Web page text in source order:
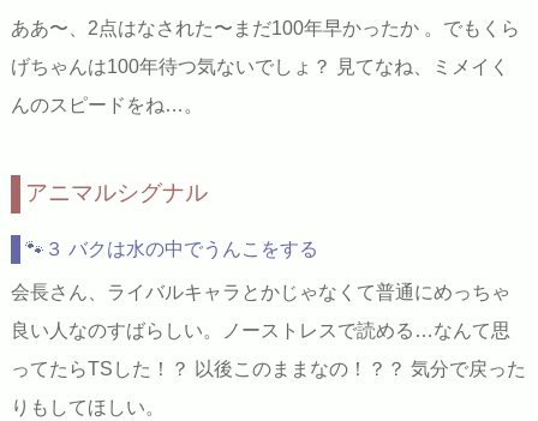
ああ〜、2点はなされた〜まだ100年早かったか 。でもくら
げちゃんは100年待つ気ないでしょ？ 見てなね、ミメイく
んのスピードをね…。
アニマルシグナル
🐾３ バクは水の中でうんこをする
会長さん、ライバルキャラとかじゃなくて普通にめっちゃ
良い人なのすばらしい。ノーストレスで読める…なんて思
ってたらTSした！？ 以後このままなの！？？ 気分で戻った
りもしてほしい。